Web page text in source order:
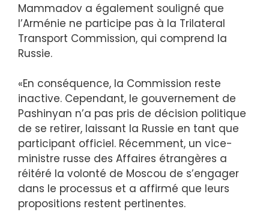
Mammadov a également souligné que
l’Arménie ne participe pas à la Trilateral
Transport Commission, qui comprend la
Russie.
«En conséquence, la Commission reste
inactive. Cependant, le gouvernement de
Pashinyan n’a pas pris de décision politique
de se retirer, laissant la Russie en tant que
participant officiel. Récemment, un vice-
ministre russe des Affaires étrangères a
réitéré la volonté de Moscou de s’engager
dans le processus et a affirmé que leurs
propositions restent pertinentes.